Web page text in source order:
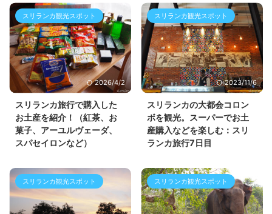
スリランカ観光スポット
2026/4/2
スリランカ旅行で購入した
お土産を紹介！（紅茶、お
菓子、アーユルヴェーダ、
スパセイロンなど）
スリランカ観光スポット
2023/11/6
スリランカの大都会コロン
ボを観光。スーパーでお土
産購入などを楽しむ：スリ
ランカ旅行7日目
スリランカ観光スポット スリランカ観光スポット